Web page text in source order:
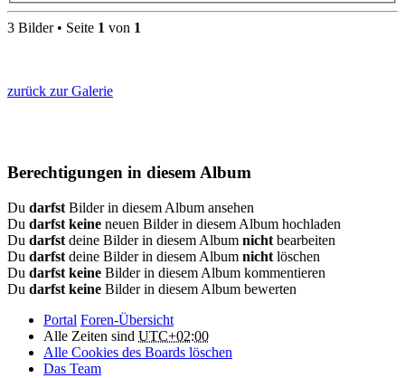
3 Bilder • Seite 1 von 1
zurück zur Galerie
Berechtigungen in diesem Album
Du darfst Bilder in diesem Album ansehen
Du darfst keine neuen Bilder in diesem Album hochladen
Du darfst deine Bilder in diesem Album nicht bearbeiten
Du darfst deine Bilder in diesem Album nicht löschen
Du darfst keine Bilder in diesem Album kommentieren
Du darfst keine Bilder in diesem Album bewerten
Portal Foren-Übersicht
Alle Zeiten sind UTC+02:00
Alle Cookies des Boards löschen
Das Team